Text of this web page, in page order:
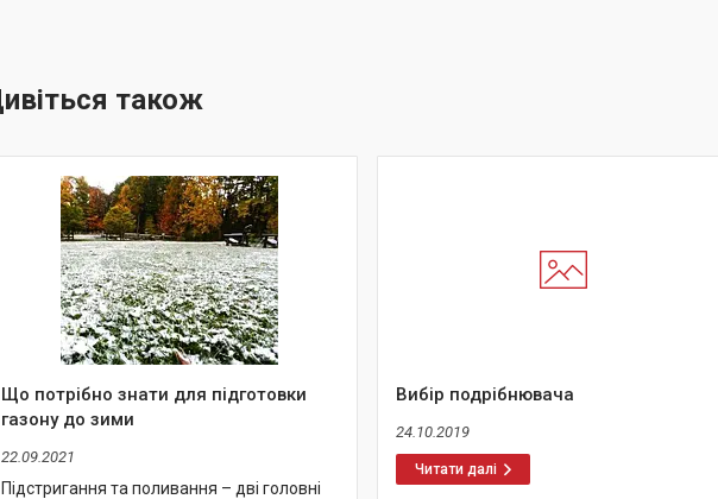
Що потрібно знати для підготовки
газону до зими
22.09.2021
Підстригання та поливання – дві головні
Вибір подрібнювача
24.10.2019